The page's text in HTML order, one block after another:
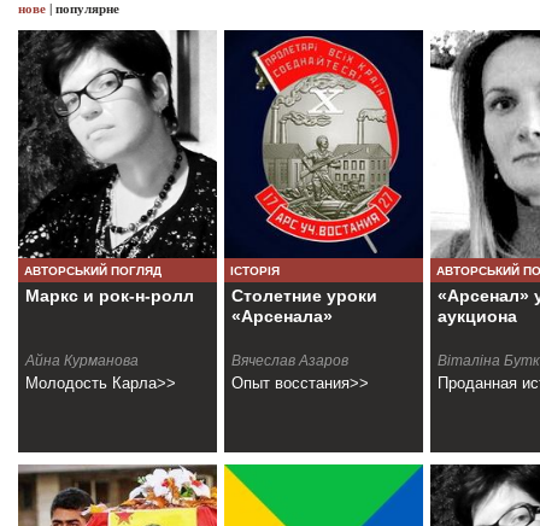
нове | популярне
АВТОРСЬКИЙ ПОГЛЯД
Маркс и рок-н-ролл
Айна Курманова
Молодость Карла>>
ІСТОРІЯ
Столетние уроки
«Арсенала»
Вячеслав Азаров
Опыт восстания>>
АВТОРСЬКИЙ
«Арсенал»
аукциона
Віталіна
Проданная